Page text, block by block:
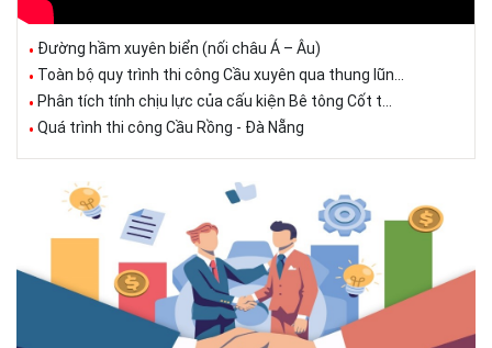
Đường hầm xuyên biển (nối châu Á – Âu)
Toàn bộ quy trình thi công Cầu xuyên qua thung lũn...
Phân tích tính chịu lực của cấu kiện Bê tông Cốt t...
Quá trình thi công Cầu Rồng - Đà Nẵng